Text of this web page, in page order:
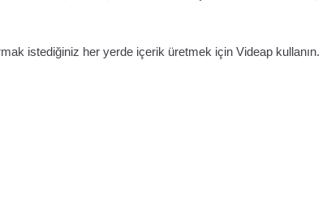
istediğiniz her yerde içerik üretmek için Videap kullanın.